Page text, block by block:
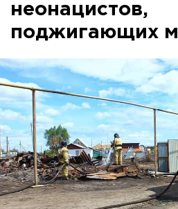
неонацистов,
поджигающих